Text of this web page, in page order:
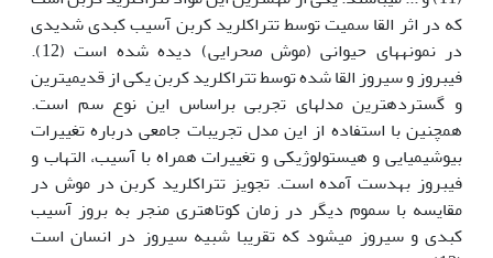
که در اثر القا سمیت توسط تترا‏کلرید کربن آسیب کبدی شدیدی
در نمونه­های حیوانی (موش صحرایی‏) دیده شده است (12).
فیبروز و سیروز القا شده توسط تترا‏کلرید کربن یکی از قدیمی­ترین
و گسترده‏ترین مدل­های تجربی براساس این نوع سم است.
همچنین با استفاده از این مدل تجریبات جامعی درباره تغییرات
بیو‏شیمیایی و هیستولوژیکی و تغییرات همراه با آسیب، التهاب و
فیبروز به‏دست آمده است. تجویز تترا‏کلرید کربن در موش در
مقایسه با سموم دیگر در زمان کوتاه­تری منجر به بروز آسیب
کبدی و سیروز می‫شود که تقریبا شبیه سیروز در انسان است